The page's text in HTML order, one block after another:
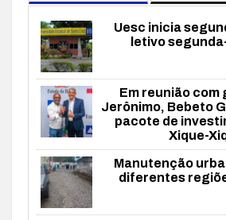
Uesc inicia
letivo
Em reunião com
Jerônimo, Bebeto
pacote de
Xique-
Manutenção
diferentes